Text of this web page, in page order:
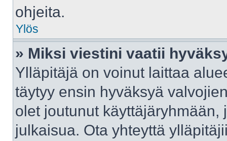
ohjeita.
Ylös
» Miksi viestini vaatii
Ylläpitäjä on voinut laittaa
täytyy ensin hyväksyä
olet joutunut
julkaisua. Ota yhteyttä